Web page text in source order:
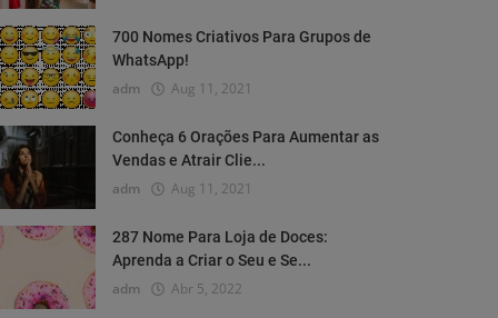
700 Nomes Criativos Para Grupos de
WhatsApp!
adm Aug 11, 2021
Conheça 6 Orações Para Aumentar as
Vendas e Atrair Clie...
adm Aug 11, 2021
287 Nome Para Loja de Doces:
Aprenda a Criar o Seu e Se...
adm Abr 5, 2022